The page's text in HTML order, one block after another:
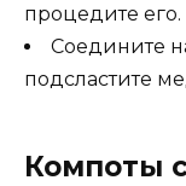
процедите его.
Соедините
подсластите
Компоты